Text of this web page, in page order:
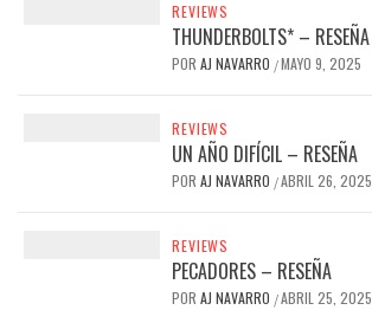
REVIEWS
THUNDERBOLTS* – RESEÑA
POR AJ NAVARRO /MAYO 9, 2025
REVIEWS
UN AÑO DIFÍCIL – RESEÑA
POR AJ NAVARRO /ABRIL 26, 2025
REVIEWS
PECADORES – RESEÑA
POR AJ NAVARRO /ABRIL 25, 2025